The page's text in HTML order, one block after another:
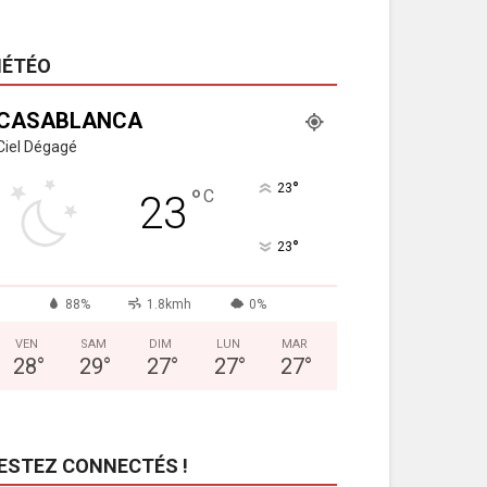
Dégagé
23 °C 23°
23°
88% 1.8kmh 0%
VEN
28°
SAM
29°
DIM
27°
LUN
27°
MAR
27°
CONNECTÉS !